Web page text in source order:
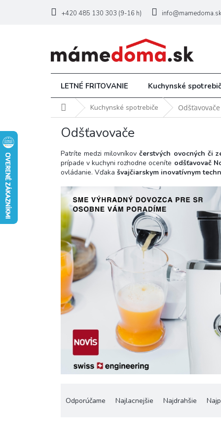
+420 485 130 303 (9-16 h) info@mamedoma.sk
LETNÉ FRITOVANIE Kuchynské
DomovKuchynské spotrebiče Odšťavovače
Odšťavovače
Patríte medzi milovníkovčerstvých ovocných či
prípade v kuchyni rozhodne oceníte odšťavovač
ovládanie. Vďaka švajčiarskym inovatívnym
Odporúčame Najlacnejšie Najdrahšie